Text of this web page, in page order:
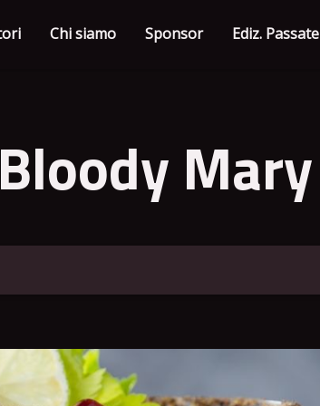
Chi siamo Sponsor Ediz. Passate
Mary